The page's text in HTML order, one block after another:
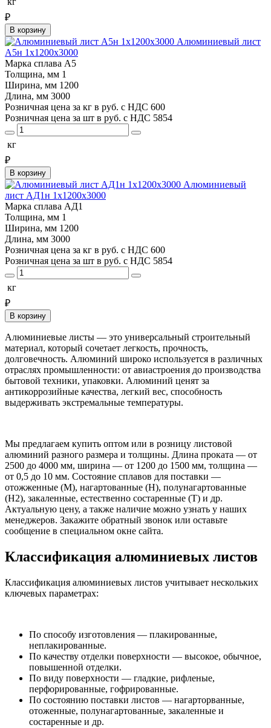
₽
В корзину
Алюминиевый лист
А5н 1х1200х3000
Марка сплава А5
Толщина, мм 1
Ширина, мм 1200
Длина, мм 3000
Розничная цена за кг в руб. с НДС 600
Розничная цена за шт в руб. с НДС 5854
кг
₽
В корзину
Алюминиевый
лист АД1н 1х1200х3000
Марка сплава АД1
Толщина, мм 1
Ширина, мм 1200
Длина, мм 3000
Розничная цена за кг в руб. с НДС 600
Розничная цена за шт в руб. с НДС 5854
кг
₽
В корзину
Алюминиевые листы — это универсальный строительный
материал, который сочетает легкость, прочность,
долговечность. Алюминий широко используется в различных
отраслях промышленности: от авиастроения до производства
бытовой техники, упаковки. Алюминий ценят за
антикоррозийные качества, легкий вес, способность
выдерживать экстремальные температуры.
Мы предлагаем купить оптом или в розницу листовой
алюминий разного размера и толщины. Длина проката — от
2500 до 4000 мм, ширина — от 1200 до 1500 мм, толщина —
от 0,5 до 10 мм. Состояние сплавов для поставки —
отожженные (М), нагартованные (Н), полунагартованные
(Н2), закаленные, естественно состаренные (Т) и др.
Актуальную цену, а также наличие можно узнать у наших
менеджеров. Закажите обратный звонок или оставьте
сообщение в специальном окне сайта.
Классификация алюминиевых листов
Классификация алюминиевых листов учитывает нескольких
ключевых параметрах:
По способу изготовления — плакированные,
неплакированные.
По качеству отделки поверхности — высокое, обычное,
повышенной отделки.
По виду поверхности — гладкие, рифленые,
перфорированные, гофрированные.
По состоянию поставки листов — нагарторванные,
отоженные, полунагартованные, закаленные и
состаренные и др.